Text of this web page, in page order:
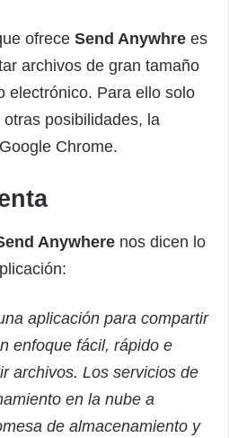
ofrece Send Anywhre es
archivos de gran tamaño
electrónico. Para ello solo
posibilidades, la
Chrome.
Anywhere nos dicen lo
aplicación para compartir
enfoque fácil, rápido e
archivos. Los servicios de
en la nube a
de almacenamiento y